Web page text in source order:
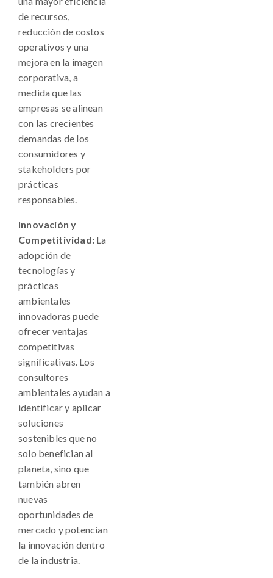
de recursos,
reducción de costos
operativos y una
mejora en la imagen
corporativa, a
medida que las
empresas se alinean
con las crecientes
demandas de los
consumidores y
stakeholders por
prácticas
responsables.
Innovación y
Competitividad: La
adopción de
tecnologías y
prácticas
ambientales
innovadoras puede
ofrecer ventajas
competitivas
significativas. Los
consultores
ambientales ayudan a
identificar y aplicar
soluciones
sostenibles que no
solo benefician al
planeta, sino que
también abren
nuevas
oportunidades de
mercado y potencian
la innovación dentro
de la industria.